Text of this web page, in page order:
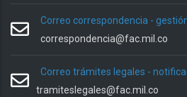
Correo correspondencia -
correspondencia@fac.mil.co
Correo trámites legales -
tramiteslegales@fac.mil.co